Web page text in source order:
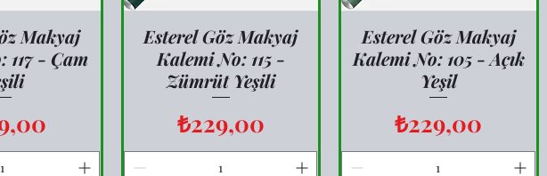
Makyaj
117 - Çam
Hızlı Bakış
Esterel Göz Makyaj
Kalemi No: 115 -
Zümrüt Yeşili
Fiyat
₺229,00
Hızlı Bakış
Esterel Göz Makyaj
Kalemi No: 105 - Açık
Yeşil
Fiyat
₺229,00